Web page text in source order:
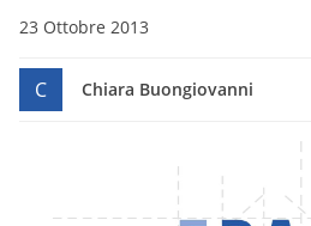
23 Ottobre 2013
C Chiara Buongiovanni